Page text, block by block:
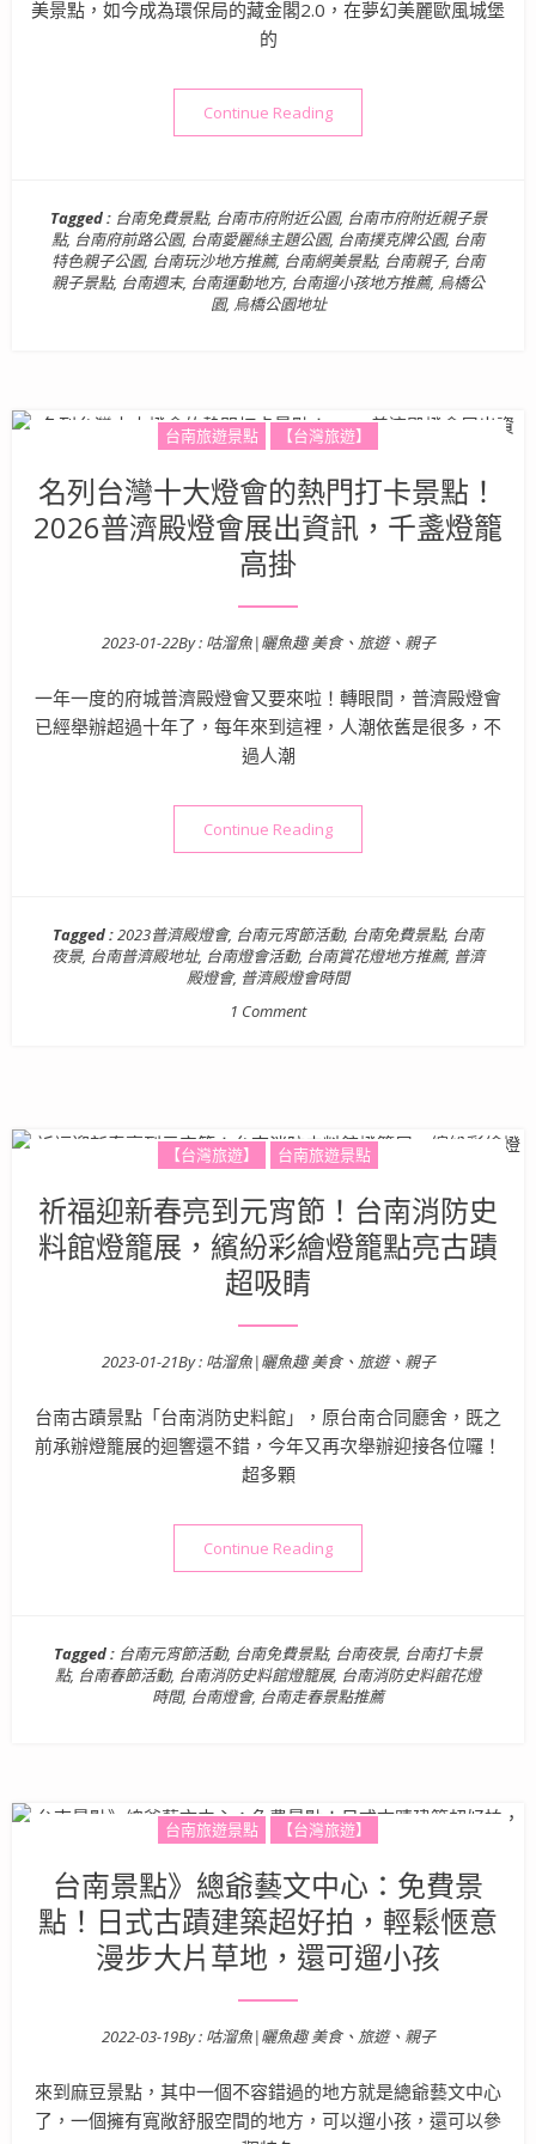
美景點，如今成為環保局的藏金閣2.0，在夢幻美麗歐風城堡
的
Continue Reading“台南親子景點》烏橋公園(
Tagged : 台南免費景點, 台南市府附近公園, 台南市府附近親子景
點, 台南府前路公園, 台南愛麗絲主題公園, 台南撲克牌公園, 台南
特色親子公園, 台南玩沙地方推薦, 台南網美景點, 台南親子, 台南
親子景點, 台南週末, 台南運動地方, 台南遛小孩地方推薦, 烏橋公
園, 烏橋公園地址
台南旅遊景點 【台灣旅遊】
名列台灣十大燈會的熱門打卡景點！
2026普濟殿燈會展出資訊，千盞燈籠
高掛
Posted on
2023-01-22By : 咕溜魚|曬魚趣 美食、旅遊、親子
一年一度的府城普濟殿燈會又要來啦！轉眼間，普濟殿燈會
已經舉辦超過十年了，每年來到這裡，人潮依舊是很多，不
過人潮
Continue Reading“名列台灣十大燈會的熱門打
Tagged :2023普濟殿燈會, 台南元宵節活動, 台南免費景點, 台南
夜景, 台南普濟殿地址, 台南燈會活動, 台南賞花燈地方推薦, 普濟
殿燈會, 普濟殿燈會時間
1 Comment
【台灣旅遊】 台南旅遊景點
祈福迎新春亮到元宵節！台南消防史
料館燈籠展，繽紛彩繪燈籠點亮古蹟
超吸睛
Posted on
2023-01-21By : 咕溜魚|曬魚趣 美食、旅遊、親子
台南古蹟景點「台南消防史料館」，原台南合同廳舍，既之
前承辦燈籠展的迴響還不錯，今年又再次舉辦迎接各位囉！
超多顆
Continue Reading“祈福迎新春亮到元宵節！台
Tagged : 台南元宵節活動, 台南免費景點, 台南夜景, 台南打卡景
點, 台南春節活動, 台南消防史料館燈籠展, 台南消防史料館花燈
時間, 台南燈會, 台南走春景點推薦
台南旅遊景點 【台灣旅遊】
台南景點》總爺藝文中心：免費景
點！日式古蹟建築超好拍，輕鬆愜意
漫步大片草地，還可遛小孩
Posted on
2022-03-19By : 咕溜魚|曬魚趣 美食、旅遊、親子
來到麻豆景點，其中一個不容錯過的地方就是總爺藝文中心
了，一個擁有寬敞舒服空間的地方，可以遛小孩，還可以參